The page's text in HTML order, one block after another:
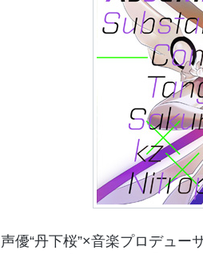
声優“丹下桜”×音楽プロデュー